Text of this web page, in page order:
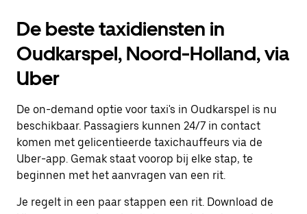
de
agenda
te
openen
en
een
te
selecteren.
Druk
op
Escape
om
agenda
De beste taxidiensten in
Oudkarspel, Noord-Holland, via
Uber
De on-demand optie voor taxi's in Oudkarspel is nu
beschikbaar. Passagiers kunnen 24/7 in contact
komen met gelicentieerde taxichauffeurs via de
Uber-app. Gemak staat voorop bij elke stap, te
beginnen met het aanvragen van een rit.
Je regelt in een paar stappen een rit. Download de